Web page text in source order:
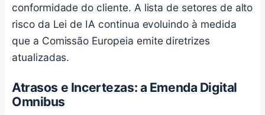
conformidade do cliente. A lista de setores de alto
risco da Lei de IA continua evoluindo à medida
que a Comissão Europeia emite diretrizes
atualizadas.
Atrasos e Incertezas: a Emenda Digital
Omnibus